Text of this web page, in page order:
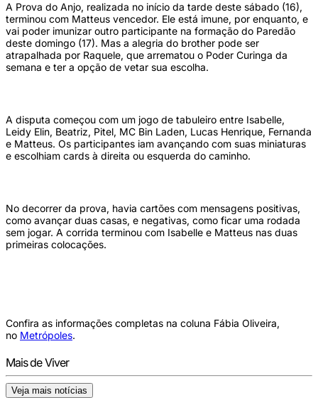
A Prova do Anjo, realizada no início da tarde deste sábado (16),
terminou com Matteus vencedor. Ele está imune, por enquanto, e
vai poder imunizar outro participante na formação do Paredão
deste domingo (17). Mas a alegria do brother pode ser
atrapalhada por Raquele, que arrematou o Poder Curinga da
semana e ter a opção de vetar sua escolha.
A disputa começou com um jogo de tabuleiro entre Isabelle,
Leidy Elin, Beatriz, Pitel, MC Bin Laden, Lucas Henrique, Fernanda
e Matteus. Os participantes iam avançando com suas miniaturas
e escolhiam cards à direita ou esquerda do caminho.
No decorrer da prova, havia cartões com mensagens positivas,
como avançar duas casas, e negativas, como ficar uma rodada
sem jogar. A corrida terminou com Isabelle e Matteus nas duas
primeiras colocações.
Confira as informações completas na coluna Fábia Oliveira,
no Metrópoles.
Mais de Viver
Veja mais notícias